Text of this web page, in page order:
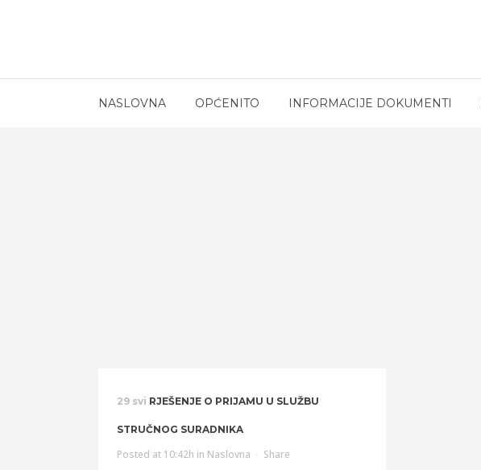
NASLOVNA OPĆENITO INFORMACIJE DOKUMENTI
29 svi RJEŠENJE O PRIJAMU U SLUŽBU
STRUČNOG SURADNIKA
Posted at 10:42h in Naslovna Share